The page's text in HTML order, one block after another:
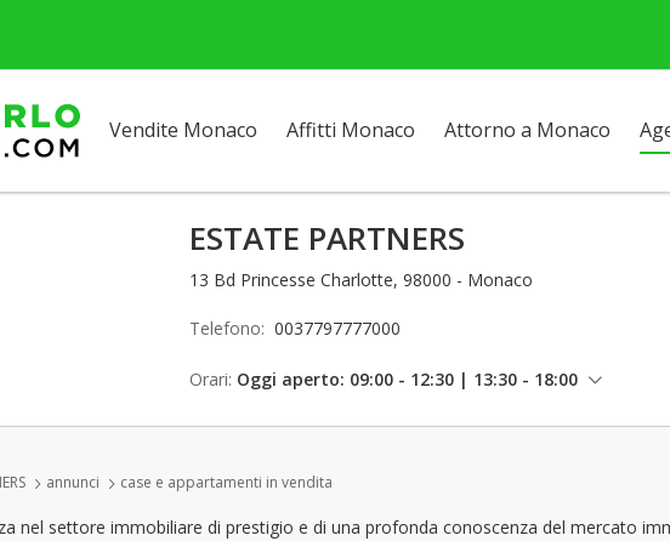
Vendite Monaco Affitti Monaco Attorno a Monaco
ESTATE PARTNERS
13 Bd Princesse Charlotte, 98000 - Monaco
Telefono: 0037797777000
Orari: Oggi aperto: 09:00 - 12:30 | 13:30 - 18:00
sabato: Chiuso
domenica: Chiuso
annunci case e appartamenti in vendita
nel settore immobiliare di prestigio e di una profonda conoscenza del mercato